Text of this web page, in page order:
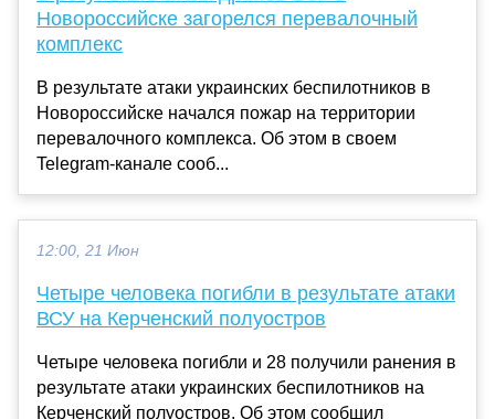
Новороссийске загорелся перевалочный
комплекс
В результате атаки украинских беспилотников в
Новороссийске начался пожар на территории
перевалочного комплекса. Об этом в своем
Telegram-канале сооб...
12:00, 21 Июн
Четыре человека погибли в результате атаки
ВСУ на Керченский полуостров
Четыре человека погибли и 28 получили ранения в
результате атаки украинских беспилотников на
Керченский полуостров. Об этом сообщил